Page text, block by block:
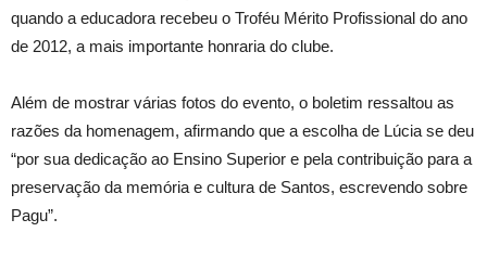
quando a educadora recebeu o Troféu Mérito Profissional do ano
de 2012, a mais importante honraria do clube.
Além de mostrar várias fotos do evento, o boletim ressaltou as
razões da homenagem, afirmando que a escolha de Lúcia se deu
“por sua dedicação ao Ensino Superior e pela contribuição para a
preservação da memória e cultura de Santos, escrevendo sobre
Pagu”.